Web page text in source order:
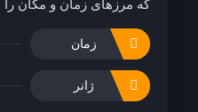
که مرزهای زمان و مکان را
زمان
ژانر